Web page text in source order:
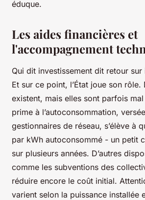
éduque.
Les aides financières et
l'accompagnement
Qui dit investissement dit retour sur
Et sur ce point, l’État joue son rôle.
existent, mais elles sont parfois
prime à l’autoconsommation,
gestionnaires de réseau, s’élève à
par kWh autoconsommé - un petit
sur plusieurs années. D’autres
comme les subventions des
réduire encore le coût initial.
varient selon la puissance installée